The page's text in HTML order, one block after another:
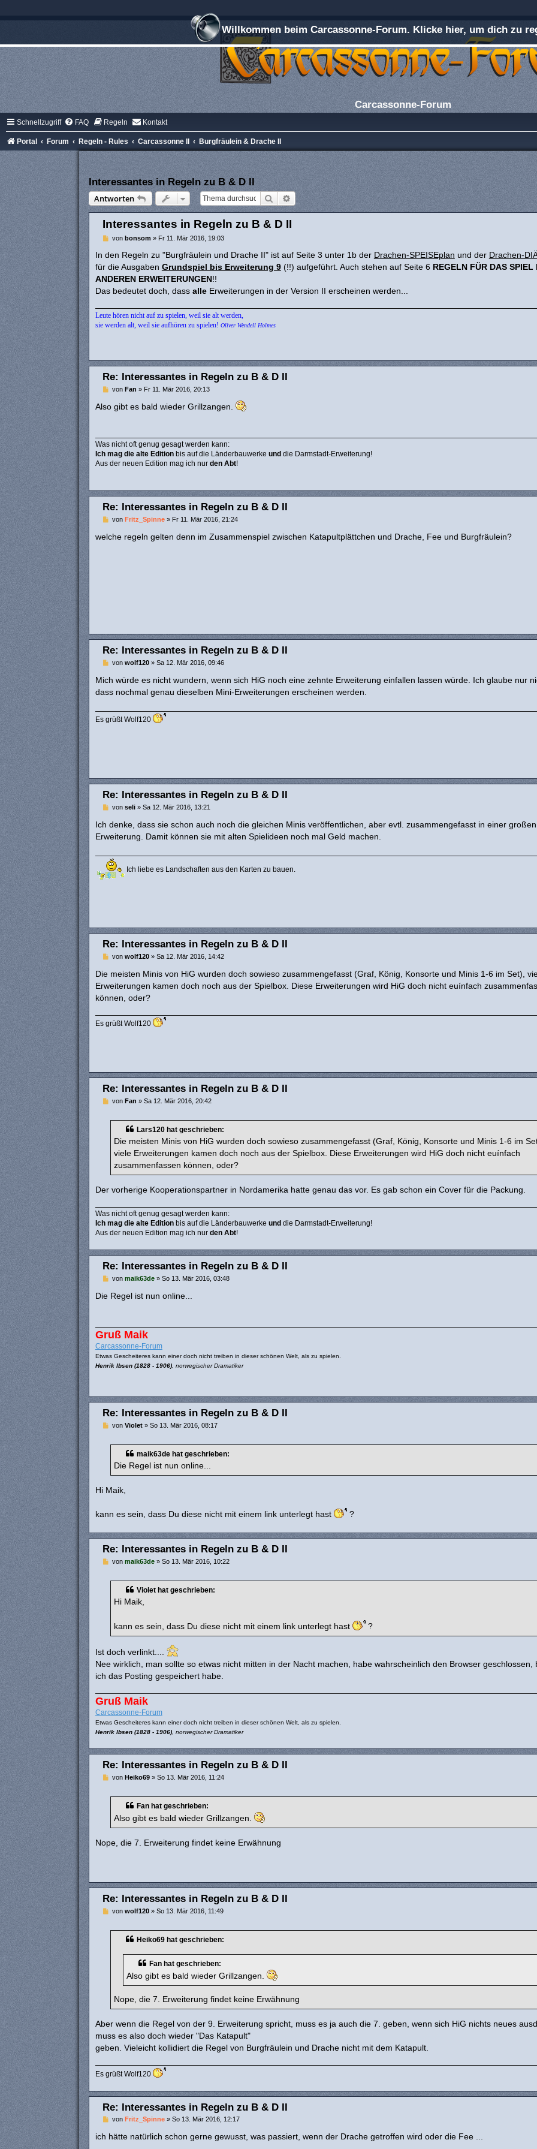
Willkommen beim Carcassonne-Forum. Klicke hier, um dich zu
Carcassonne-Forum
Schnellzugriff FAQ Regeln Kontakt
Portal Forum Regeln - Rules Carcassonne II Burgfräulein & Drache II
Interessantes in Regeln zu B & D II
Antworten
Suche Erweiterte Suche
Interessantes in Regeln zu B & D II
B
i
r
a
g
von bonsom » Fr 11. Mär 2016, 19:03
In den Regeln zu "Burgfräulein und Drache II" ist auf Seite 3 unter 1b der Drachen-SPEISEplan und der Drachen-
für die Ausgaben Grundspiel bis Erweiterung 9(!!) aufgeführt. Auch stehen auf Seite 6 REGELN FÜR DAS SPIEL
ANDEREN ERWEITERUNGEN!!
Das bedeutet doch, dass alleErweiterungen in der Version II erscheinen werden...
Leute hören nicht auf zu spielen, weil sie alt werden,
sie werden alt, weil sie aufhören zu spielen! Oliver Wendell Holmes
Re: Interessantes in Regeln zu B & D II
B
i
t
von Fan » Fr 11. Mär 2016, 20:13
Also gibt es bald wieder Grillzangen.
Was nicht oft genug gesagt werden kann:
Ich mag die alte Editionbis auf die Länderbauwerke und die Darmstadt-Erweiterung!
Aus der neuen Edition mag ich nur den Abt!
Re: Interessantes in Regeln zu B & D II
B
i
t
von Fritz_Spinne» Fr 11. Mär 2016, 21:24
welche regeln gelten denn im Zusammenspiel zwischen Katapultplättchen und Drache, Fee und Burgfräulein?
Re: Interessantes in Regeln zu B & D II
B
i
t
r
von wolf120» Sa 12. Mär 2016, 09:46
Mich würde es nicht wundern, wenn sich HiG noch eine zehnte Erweiterung einfallen lassen würde. Ich glaube nur
dass nochmal genau dieselben Mini-Erweiterungen erscheinen werden.
Es grüßt Wolf120
Re: Interessantes in Regeln zu B & D II
B
i
t
r
von seli» Sa 12. Mär 2016, 13:21
Ich denke, dass sie schon auch noch die gleichen Minis veröffentlichen, aber evtl. zusammengefasst in einer großen
Erweiterung. Damit können sie mit alten Spielideen noch mal Geld machen.
Ich liebe es Landschaften aus den Karten zu bauen.
Re: Interessantes in Regeln zu B & D II
B
t
r
g
von wolf120» Sa 12. Mär 2016, 14:42
Die meisten Minis von HiG wurden doch sowieso zusammengefasst (Graf, König, Konsorte und Minis 1-6 im Set),
Erweiterungen kamen doch noch aus der Spielbox. Diese Erweiterungen wird HiG doch nicht euínfach
können, oder?
Es grüßt Wolf120
Re: Interessantes in Regeln zu B & D II
Bvon Fan » Sa 12. Mär 2016, 20:42
Lars120 hat geschrieben:
Die meisten Minis von HiG wurden doch sowieso zusammengefasst (Graf, König, Konsorte und Minis 1-6 im
viele Erweiterungen kamen doch noch aus der Spielbox. Diese Erweiterungen wird HiG doch nicht euínfach
zusammenfassen können, oder?
Der vorherige Kooperationspartner in Nordamerika hatte genau das vor. Es gab schon ein Cover für die Packung.
Was nicht oft genug gesagt werden kann:
Ich mag die alte Editionbis auf die Länderbauwerke und die Darmstadt-Erweiterung!
Aus der neuen Edition mag ich nur den Abt!
Re: Interessantes in Regeln zu B & D II
B
t
von maik63de» So 13. Mär 2016, 03:48
Die Regel ist nun online...
Gruß Maik
Carcassonne-Forum
Etwas Gescheiteres kann einer doch nicht treiben in dieser schönen Welt, als zu spielen.
Henrik Ibsen (1828 - 1906), norwegischer Dramatiker
Re: Interessantes in Regeln zu B & D II
Bvon Violet» So 13. Mär 2016, 08:17
maik63de hat geschrieben:
Die Regel ist nun online...
Hi Maik,
kann es sein, dass Du diese nicht mit einem link unterlegt hast ?
Re: Interessantes in Regeln zu B & D II
Bvon maik63de» So 13. Mär 2016, 10:22
Violet hat geschrieben:
Hi Maik,
kann es sein, dass Du diese nicht mit einem link unterlegt hast ?
Ist doch verlinkt....
Nee wirklich, man sollte so etwas nicht mitten in der Nacht machen, habe wahrscheinlich den Browser geschlossen,
ich das Posting gespeichert habe.
Gruß Maik
Carcassonne-Forum
Etwas Gescheiteres kann einer doch nicht treiben in dieser schönen Welt, als zu spielen.
Henrik Ibsen (1828 - 1906), norwegischer Dramatiker
Re: Interessantes in Regeln zu B & D II
Bvon Heiko69» So 13. Mär 2016, 11:24
Fan hat geschrieben:
Also gibt es bald wieder Grillzangen.
Nope, die 7. Erweiterung findet keine Erwähnung
Re: Interessantes in Regeln zu B & D II
Bvon wolf120» So 13. Mär 2016, 11:49
Heiko69 hat geschrieben:
Fan hat geschrieben:
Also gibt es bald wieder Grillzangen.
Nope, die 7. Erweiterung findet keine Erwähnung
Aber wenn die Regel von der 9. Erweiterung spricht, muss es ja auch die 7. geben, wenn sich HiG nichts neues
muss es also doch wieder "Das Katapult"
geben. Vieleicht kollidiert die Regel von Burgfräulein und Drache nicht mit dem Katapult.
Es grüßt Wolf120
Re: Interessantes in Regeln zu B & D II
B
i
von Fritz_Spinne» So 13. Mär 2016, 12:17
ich hätte natürlich schon gerne gewusst, was passiert, wenn der Drache getroffen wird oder die Fee ...